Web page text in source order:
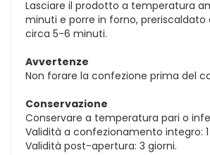
Lasciare il prodotto a temperatura
minuti e porre in forno, preriscaldato
circa 5-6 minuti.
Avvertenze
Non forare la confezione prima del
Conservazione
Conservare a temperatura pari o
Validità a confezionamento integro:
Validità post-apertura: 3 giorni.